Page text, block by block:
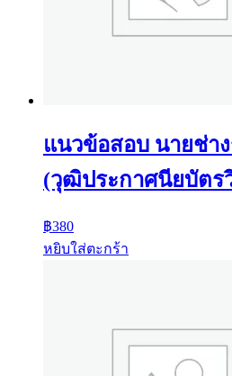
แนวข้อสอบ นายช่า
(วุฒิประกาศนียบัต
฿380
หยิบใส่ตะกร้า